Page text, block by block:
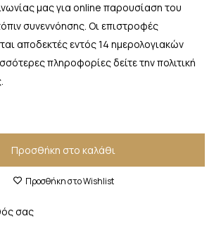
μας για online παρουσίαση του
συνεννόησης. Οι επιστροφές
αποδεκτές εντός 14 ημερολογιακών
πληροφορίες δείτε την πολιτική
Προσθήκη στο καλάθι
Προσθήκη στο Wishlist
σας